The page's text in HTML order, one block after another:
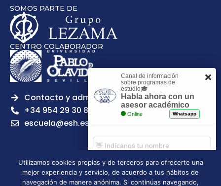
SOMOS PARTE DE
CENTRO COLABORADOR
Contacto y admisiones
+34 954 29 30 81
escuela@esh.es
Aviso legal Política de Privacidad
Política de Cookies
Utilizamos cookies propias y de terceros para ofrecerte una
mejor experiencia y servicio, de acuerdo a tus hábitos de
navegación de manera anónima. Si continúas navegando,
Canal de información
sobre programas de
estudio🎓
Habla ahora con un
asesor académico
Online Whatsapp
Comenzar chat